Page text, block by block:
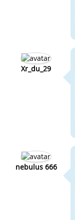
Xr_du_29
nebulus 666